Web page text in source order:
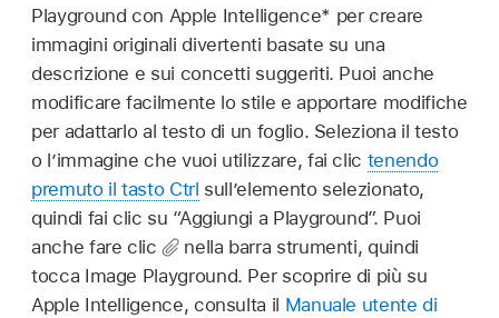
Playground con Apple Intelligence* per creare
immagini originali divertenti basate su una
descrizione e sui concetti suggeriti. Puoi anche
modificare facilmente lo stile e apportare modifiche
per adattarlo al testo di un foglio. Seleziona il testo
o l’immagine che vuoi utilizzare, fai clic tenendo
premuto il tasto Ctrl sull’elemento selezionato,
quindi fai clic su “Aggiungi a Playground”. Puoi
anche fare clic
nella barra strumenti, quindi
tocca Image Playground. Per scoprire di più su
Apple Intelligence, consulta il Manuale utente di